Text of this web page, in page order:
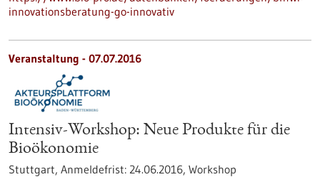
innovationsberatung-go-innovativ
Veranstaltung - 07.07.2016
Intensiv-Workshop: Neue Produkte für die
Bioökonomie
Stuttgart, Anmeldefrist: 24.06.2016, Workshop